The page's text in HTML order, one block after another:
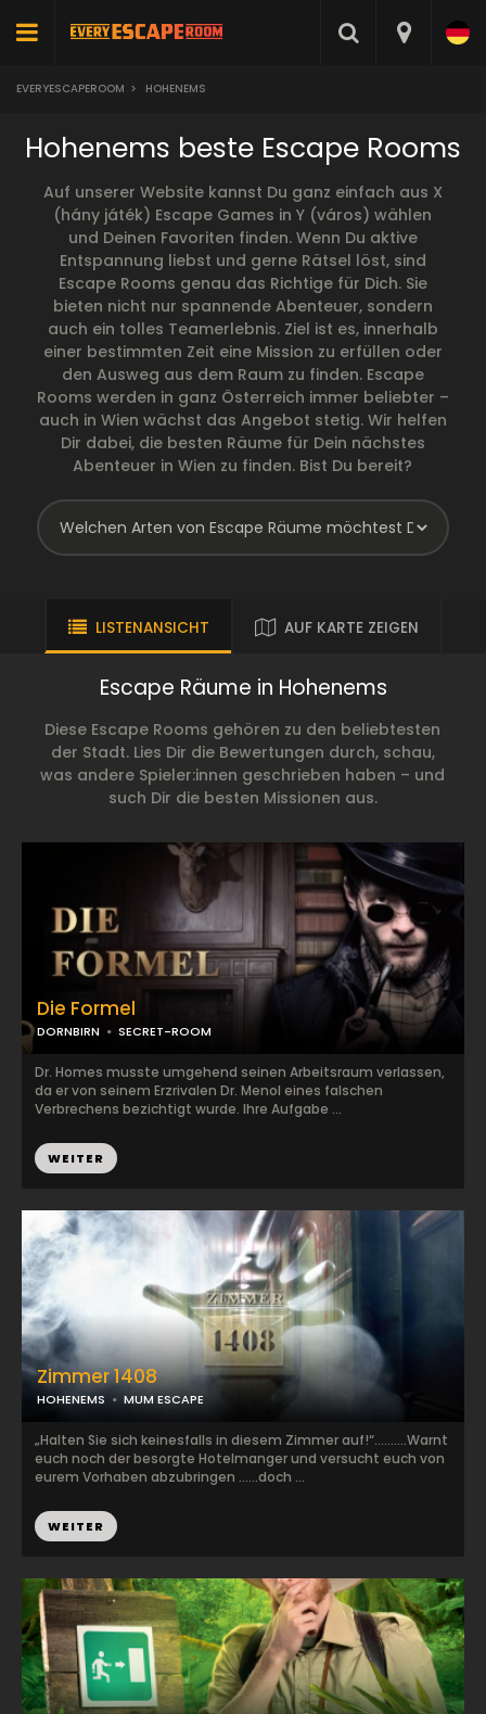
EVERYESCAPEROOM > HOHENEMS
Hohenems beste Escape Rooms
Auf unserer Website kannst Du ganz einfach aus X
(hány játék) Escape Games in Y (város) wählen
und Deinen Favoriten finden. Wenn Du aktive
Entspannung liebst und gerne Rätsel löst, sind
Escape Rooms genau das Richtige für Dich. Sie
bieten nicht nur spannende Abenteuer, sondern
auch ein tolles Teamerlebnis. Ziel ist es, innerhalb
einer bestimmten Zeit eine Mission zu erfüllen oder
den Ausweg aus dem Raum zu finden. Escape
Rooms werden in ganz Österreich immer beliebter –
auch in Wien wächst das Angebot stetig. Wir helfen
Dir dabei, die besten Räume für Dein nächstes
Abenteuer in Wien zu finden. Bist Du bereit?
LISTENANSICHT AUF KARTE ZEIGEN
Escape Räume in Hohenems
Diese Escape Rooms gehören zu den beliebtesten
der Stadt. Lies Dir die Bewertungen durch, schau,
was andere Spieler:innen geschrieben haben – und
such Dir die besten Missionen aus.
Zimmer 1408
HOHENEMS MUM ESCAPE
„Halten Sie sich keinesfalls in diesem Zimmer auf!“……….Warnt
euch noch der besorgte Hotelmanger und versucht euch von
eurem Vorhaben abzubringen ……doch ...
WEITER
Die Formel
DORNBIRN SECRET-ROOM
Dr. Homes musste umgehend seinen Arbeitsraum verlassen,
da er von seinem Erzrivalen Dr. Menol eines falschen
Verbrechens bezichtigt wurde. Ihre Aufgabe ...
WEITER